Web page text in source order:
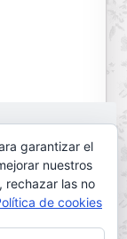
garantizar el
nuestros
rechazar las no
de cookies